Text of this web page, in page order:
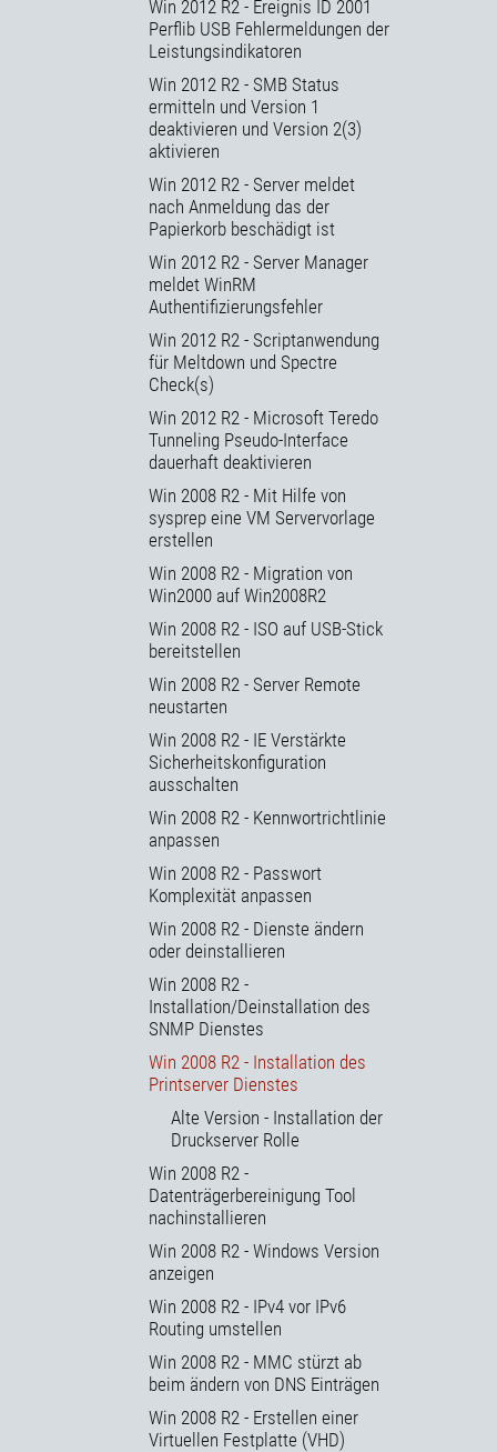
Win 2012 R2 - Ereignis ID 2001
Perflib USB Fehlermeldungen der
Leistungsindikatoren
Win 2012 R2 - SMB Status
ermitteln und Version 1
deaktivieren und Version 2(3)
aktivieren
Win 2012 R2 - Server meldet
nach Anmeldung das der
Papierkorb beschädigt ist
Win 2012 R2 - Server Manager
meldet WinRM
Authentifizierungsfehler
Win 2012 R2 - Scriptanwendung
für Meltdown und Spectre
Check(s)
Win 2012 R2 - Microsoft Teredo
Tunneling Pseudo-Interface
dauerhaft deaktivieren
Win 2008 R2 - Mit Hilfe von
sysprep eine VM Servervorlage
erstellen
Win 2008 R2 - Migration von
Win2000 auf Win2008R2
Win 2008 R2 - ISO auf USB-Stick
bereitstellen
Win 2008 R2 - Server Remote
neustarten
Win 2008 R2 - IE Verstärkte
Sicherheitskonfiguration
ausschalten
Win 2008 R2 - Kennwortrichtlinie
anpassen
Win 2008 R2 - Passwort
Komplexität anpassen
Win 2008 R2 - Dienste ändern
oder deinstallieren
Win 2008 R2 -
Installation/Deinstallation des
SNMP Dienstes
Win 2008 R2 - Installation des
Printserver Dienstes
Alte Version - Installation der
Druckserver Rolle
Win 2008 R2 -
Datenträgerbereinigung Tool
nachinstallieren
Win 2008 R2 - Windows Version
anzeigen
Win 2008 R2 - IPv4 vor IPv6
Routing umstellen
Win 2008 R2 - MMC stürzt ab
beim ändern von DNS Einträgen
Win 2008 R2 - Erstellen einer
Virtuellen Festplatte (VHD)